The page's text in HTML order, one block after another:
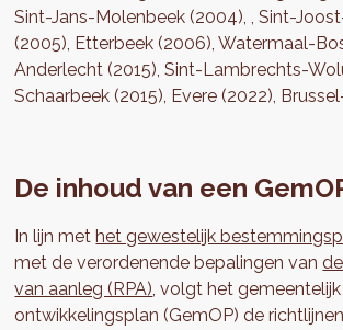
Sint-Jans-Molenbeek (2004), , Sint-
(2005), Etterbeek (2006), Watermaal-
Anderlecht (2015), Sint-Lambrechts-
Schaarbeek (2015), Evere (2022),
De inhoud van een
In lijn methet gewestelijk
met de verordenende bepalingen van
van aanleg (RPA), volgt het gemeentelijk
ontwikkelingsplan (GemOP) de